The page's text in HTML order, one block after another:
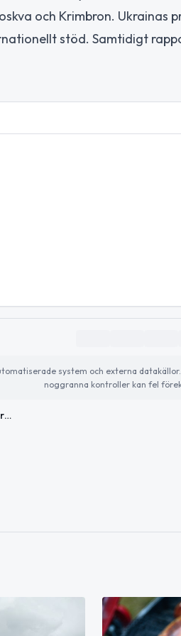
och Krimbron. Ukrainas
stöd. Samtidigt
system och externa
noggranna kontroller kan fel
Svalkande tips i sommarvärmen och dagens viktiga temadagar